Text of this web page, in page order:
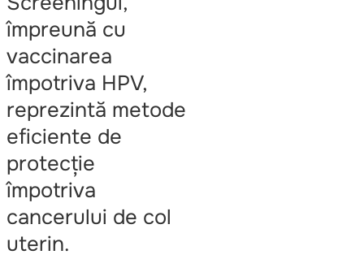
împreună cu
vaccinarea
împotriva HPV,
reprezintă metode
eficiente de
protecție
împotriva
cancerului de col
uterin.